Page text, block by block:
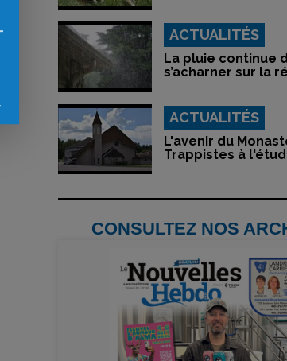
ACTUALITÉS
La pluie continue
s’acharner sur la
ACTUALITÉS
L'avenir du
Trappistes à
CONSULTEZ NOS